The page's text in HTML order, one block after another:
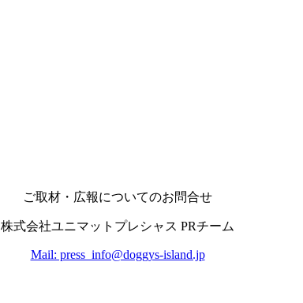
ご取材・広報についてのお問合せ
株式会社ユニマットプレシャス PRチーム
Mail: press_info@doggys-island.jp